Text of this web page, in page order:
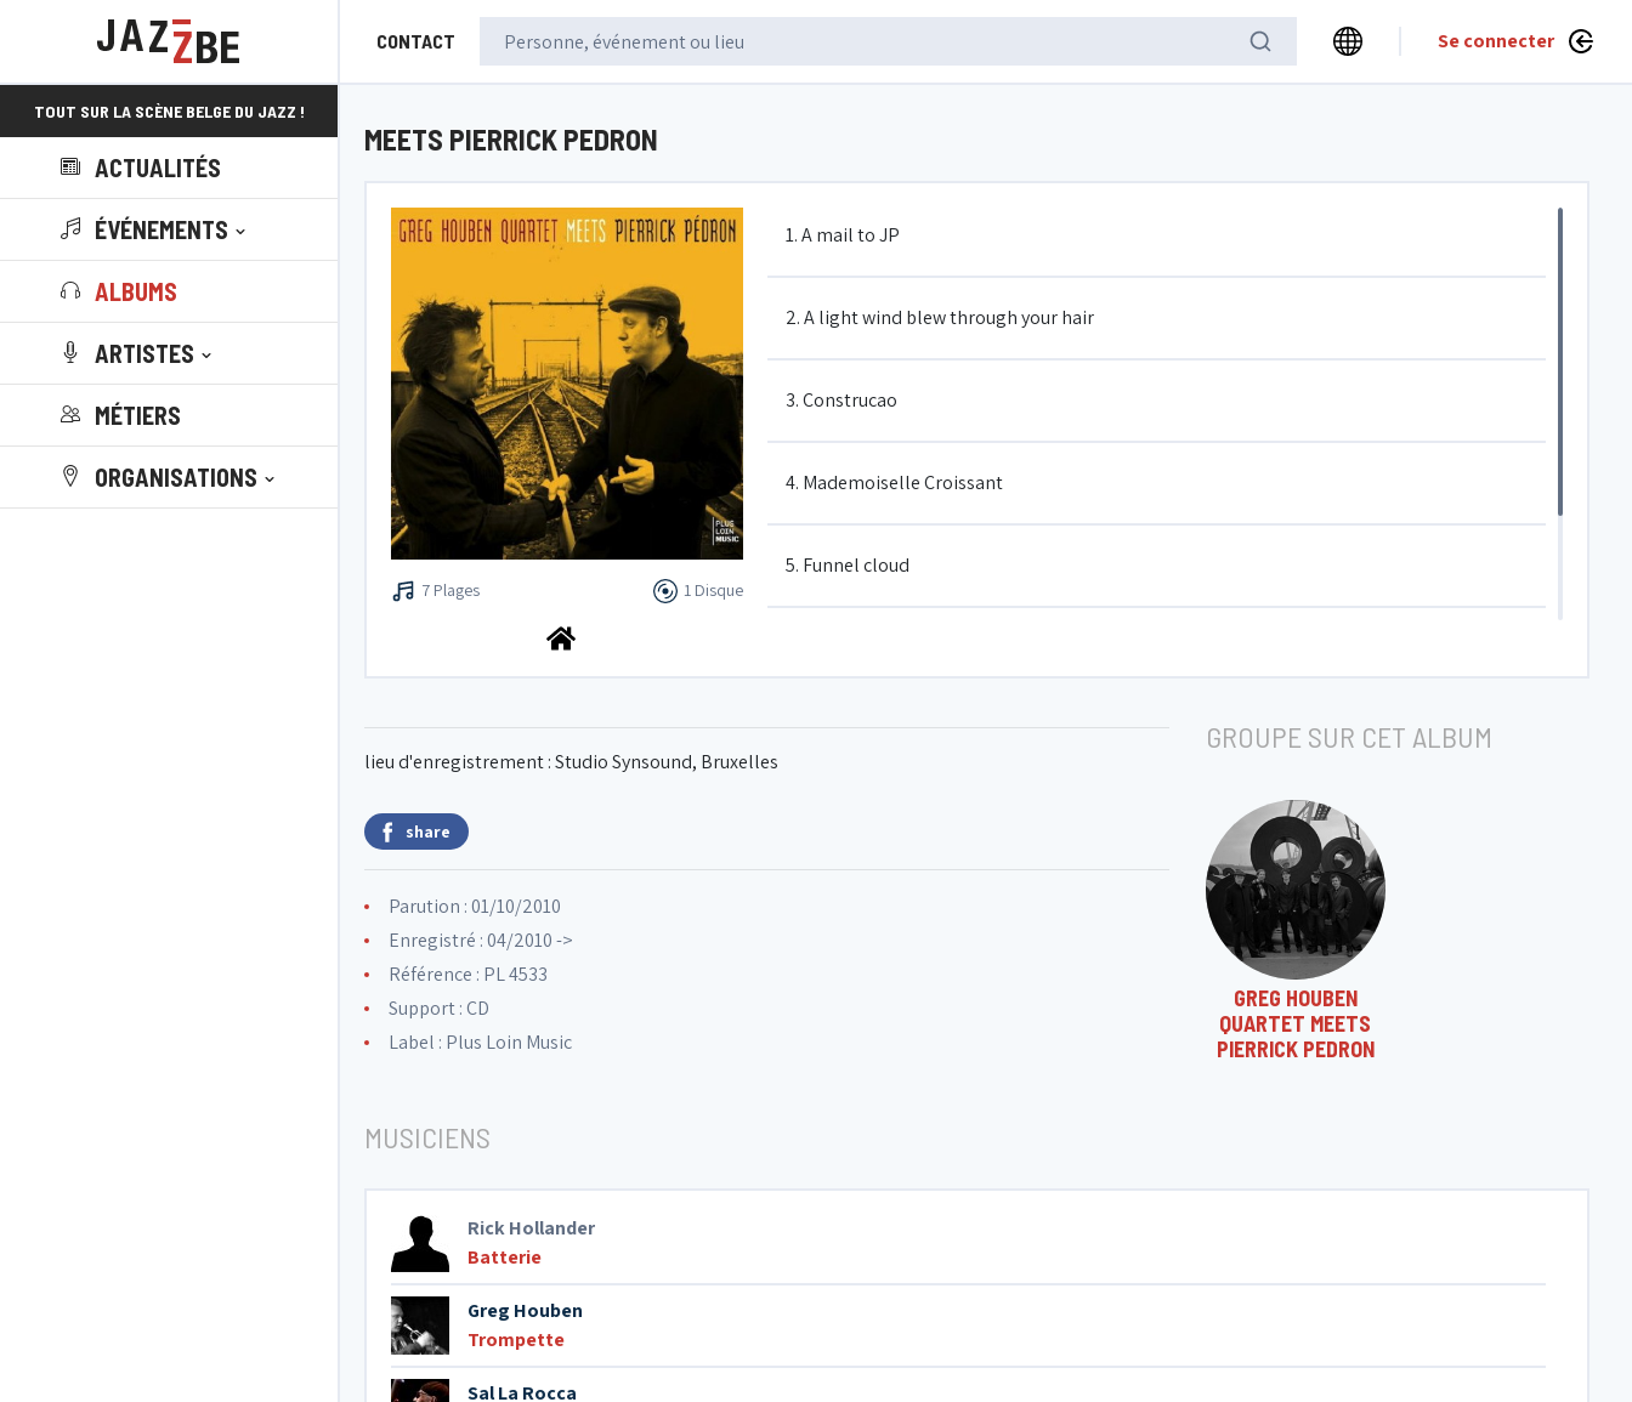
CONTACT Se connecter
TOUT SUR LA SCÈNE BELGE DU JAZZ !
ACTUALITÉS
ÉVÉNEMENTS
ALBUMS
ARTISTES
MÉTIERS
ORGANISATIONS
MEETS PIERRICK PEDRON
7 Plages 1 Disque
1. A mail to JP
2. A light wind blew through your hair
3. Construcao
4. Mademoiselle Croissant
5. Funnel cloud
7. Eyjaföll
lieu d'enregistrement : Studio Synsound, Bruxelles
share
Parution : 01/10/2010
Enregistré : 04/2010 ->
Référence : PL 4533
Support : CD
Label : Plus Loin Music
GROUPE SUR CET ALBUM
GREG HOUBEN
QUARTET MEETS
PIERRICK PEDRON
MUSICIENS
Rick Hollander
Batterie
Greg Houben
Trompette
Sal La Rocca